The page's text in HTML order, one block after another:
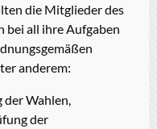
die Mitglieder des
bei all ihre Aufgaben
anderem:
Wahlen,
der